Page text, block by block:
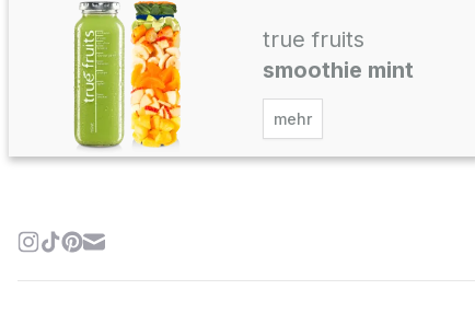
true fruits
smoothie mint
mehr